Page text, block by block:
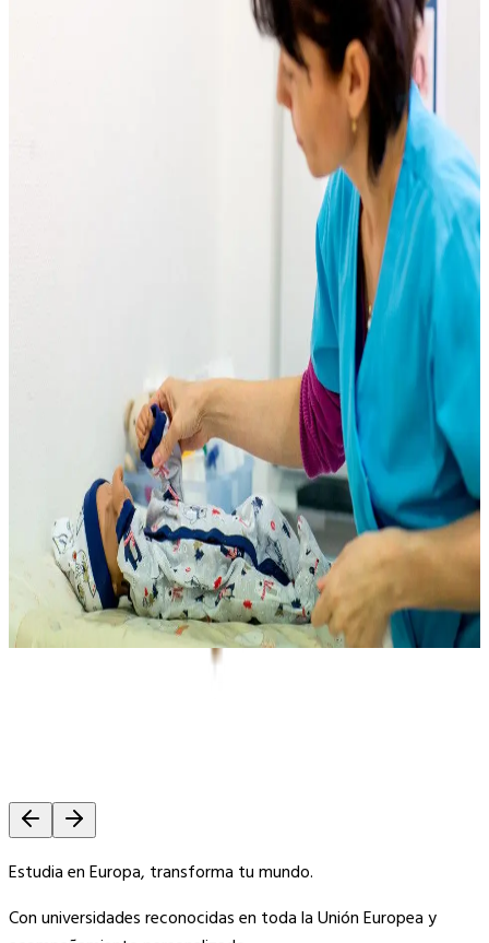
Estudia en Europa, transforma tu mundo.
Con universidades reconocidas en toda la Unión Europea y